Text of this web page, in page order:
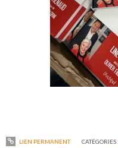
LIEN PERMANENT CATÉGORIES :